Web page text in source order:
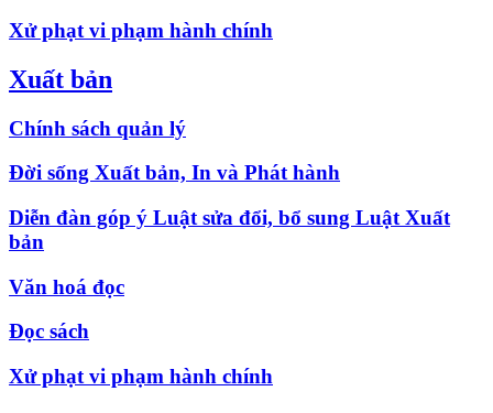
Xử phạt vi phạm hành chính
Xuất bản
Chính sách quản lý
Đời sống Xuất bản, In và Phát hành
Diễn đàn góp ý Luật sửa đổi, bổ sung Luật Xuất
bản
Văn hoá đọc
Đọc sách
Xử phạt vi phạm hành chính